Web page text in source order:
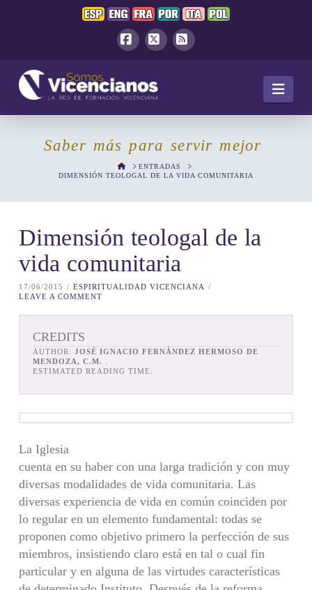
Saber más para servir mejor
HOMEENTRADAS
DIMENSIÓN TEOLOGAL DE LA VIDA COMUNITARIA
Dimensión teologal de la
vida comunitaria
17/06/2015
ESPIRITUALIDAD VICENCIANA
LEAVE A COMMENT
CREDITS
AUTHOR: JOSÉ IGNACIO FERNÁNDEZ HERMOSO DE
MENDOZA, C.M.
ESTIMATED READING TIME:
La Iglesia
cuenta en su haber con una larga tradición y con muy
diversas modalidades de vida comunitaria. Las
diversas experiencia de vida en común coinciden por
lo regular en un elemento fundamental: todas se
proponen como objetivo primero la perfección de sus
miembros, insistiendo claro está en tal o cual fin
particular y en alguna de las virtudes características